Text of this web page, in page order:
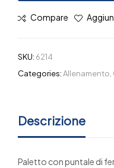
Compare
SKU: 6214
Categories:Allenamento
Descrizione
Paletto con puntale di